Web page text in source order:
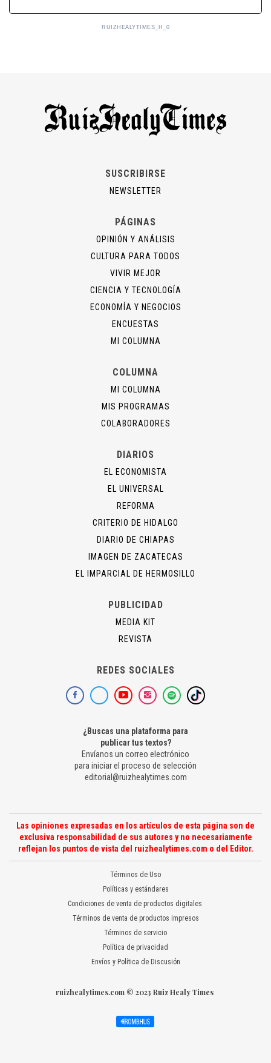
RUIZHEALYTIMES_H_0
SUSCRIBIRSE
NEWSLETTER
PÁGINAS
OPINIÓN Y ANÁLISIS
CULTURA PARA TODOS
VIVIR MEJOR
CIENCIA Y TECNOLOGÍA
ECONOMÍA Y NEGOCIOS
ENCUESTAS
MI COLUMNA
COLUMNA
MI COLUMNA
MIS PROGRAMAS
COLABORADORES
DIARIOS
EL ECONOMISTA
EL UNIVERSAL
REFORMA
CRITERIO DE HIDALGO
DIARIO DE CHIAPAS
IMAGEN DE ZACATECAS
EL IMPARCIAL DE HERMOSILLO
PUBLICIDAD
MEDIA KIT
REVISTA
REDES SOCIALES
¿Buscas una plataforma para
publicar tus textos?
Envíanos un correo electrónico
para iniciar el proceso de selección
editorial@ruizhealytimes.com
Las opiniones expresadas en los artículos de esta página son de
exclusiva responsabilidad de sus autores y no necesariamente
reflejan los puntos de vista del ruizhealytimes.com o del Editor.
Términos de Uso
Políticas y estándares
Condiciones de venta de productos digitales
Términos de venta de productos impresos
Términos de servicio
Política de privacidad
Envíos y Política de Discusión
ruizhealytimes.com © 2023 Ruiz Healy Times